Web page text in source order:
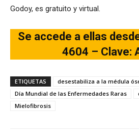
Godoy, es gratuito y virtual.
Se accede a ellas
4604 – Clave:
ETIQUETAS
desestabiliza a la médula
Día Mundial de las Enfermedades Raras
Mielofibrosis